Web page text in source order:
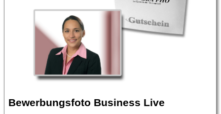
Bewerbungsfoto Business Live